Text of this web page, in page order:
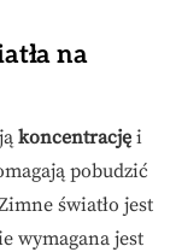
na
koncentrację i
pobudzić
światło jest
wymagana jest